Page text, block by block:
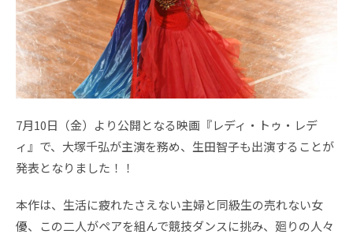
7月10日（金）より公開となる映画『レディ・トゥ・レデ
ィ』で、大塚千弘が主演を務め、生田智子も出演することが
発表となりました！！
本作は、生活に疲れたさえない主婦と同級生の売れない女
優、この二人がペアを組んで競技ダンスに挑み、廻りの人々